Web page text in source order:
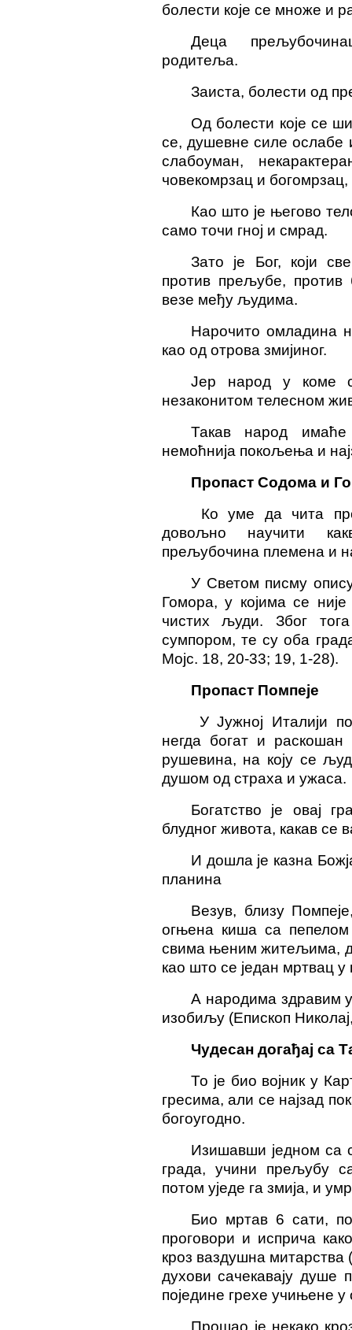
болести које се множе и
Деца
родитеља.
Заиста, болести од
Од болести које се
се, душевне силе ослабе
слабоуман,
човекомрзац и
Као што је његово
само точи гној и смрад.
Зато је Бог, који
против прељубе, против
везе међу људима.
Нарочито омладина
као од отрова змијиног.
Јер народ у коме
незаконитом телесном
Такав народ имаће
немоћнија покољења и
Пропаст Содома и
Ко уме да чита
довољно научити
прељубочина племена и
У Светом писму
Гомора, у којима се
чистих људи. Због
сумпором, те су оба
Мојс. 18, 20-33; 19, 1-28).
Пропаст Помпеје
У Јужној Италији
негда богат и
рушевина, на коју се
душом од страха и ужаса.
Богатство је овај
блудног живота, какав се
И дошла је казна
планина
Везув, близу
огњена киша са
свима њеним житељима,
као што се један мртвац у
А народима здравим у
изобиљу (Епископ
Чудесан догађај са
То је био војник у
гресима, али се најзад
богоугодно.
Изишавши једном са
града, учини прељубу
потом уједе га змија, и
Био мртав 6 сати,
проговори и исприча
кроз ваздушна митарства
духови сачекавају душе
поједине грехе учињене
Прошао је некако